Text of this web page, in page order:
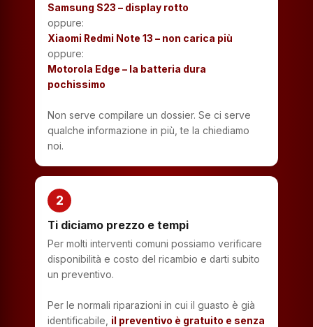
Samsung S23 – display rotto
oppure:
Xiaomi Redmi Note 13 – non carica più
oppure:
Motorola Edge – la batteria dura
pochissimo
Non serve compilare un dossier. Se ci serve
qualche informazione in più, te la chiediamo
noi.
2
Ti diciamo prezzo e tempi
Per molti interventi comuni possiamo verificare
disponibilità e costo del ricambio e darti subito
un preventivo.
Per le normali riparazioni in cui il guasto è già
identificabile, il preventivo è gratuito e senza